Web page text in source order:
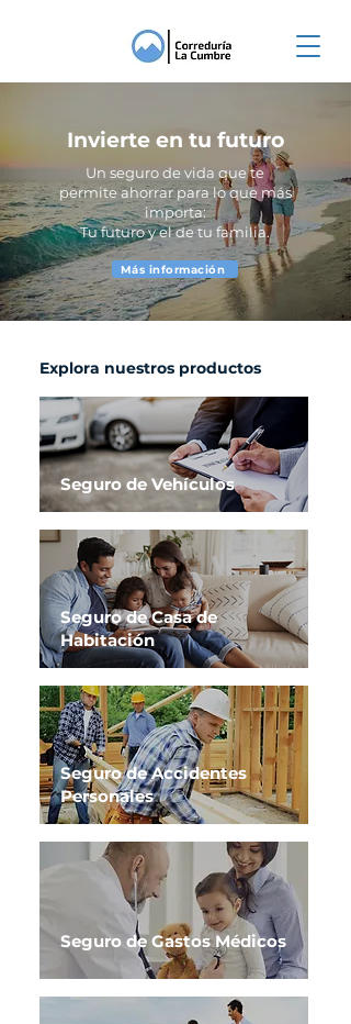
Invierte en tu futuro
Un seguro de vida que te
permite ahorrar para lo que más
importa:
Tu futuro y el de tu familia.
Más información
Explora nuestros productos
Seguro de Vehículos
Seguro de Casa de
Habitación
Seguro de Accidentes
Personales
Seguro de Gastos Médicos